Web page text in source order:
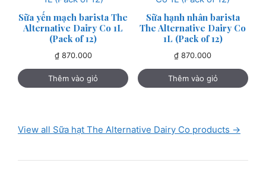
Sữa yến mạch barista The
Alternative Dairy Co 1L
(Pack of 12)
₫870.000
Thêm vào giỏ
Sữa hạnh nhân barista
The Alternative Dairy Co
1L (Pack of 12)
₫ 870.000
Thêm vào giỏ
View all Sữa hạt The Alternative Dairy Co products →